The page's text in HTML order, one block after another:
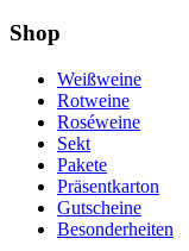
Shop
Weißweine
Rotweine
Roséweine
Sekt
Pakete
Präsentkarton
Gutscheine
Besonderheiten